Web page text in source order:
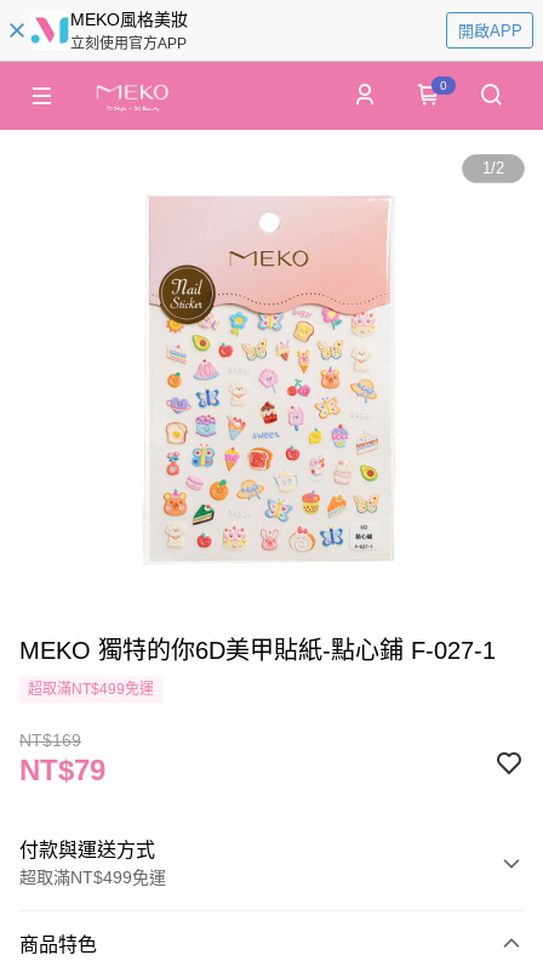
MEKO風格美妝
立刻使用官方APP
開啟APP
0
1/2
MEKO 獨特的你6D美甲貼紙-點心鋪 F-027-1
超取滿NT$499免運
NT$169
NT$79
付款與運送方式
超取滿NT$499免運
信用卡一次付款
商品特色